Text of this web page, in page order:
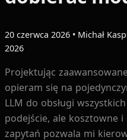
20 czerwca 2026 • Michał
2026
Projektując
opieram się na
LLM do obsługi
podejście, ale kosztowne
zapytań pozwala mi